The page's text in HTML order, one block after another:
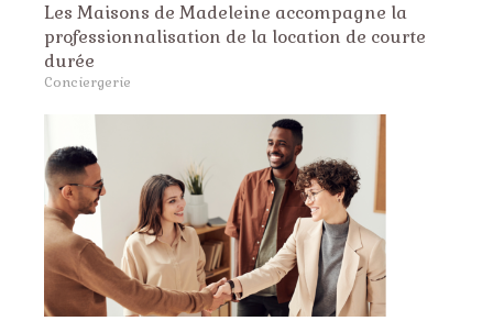
Les Maisons de Madeleine accompagne la
professionnalisation de la location de courte
durée
Conciergerie